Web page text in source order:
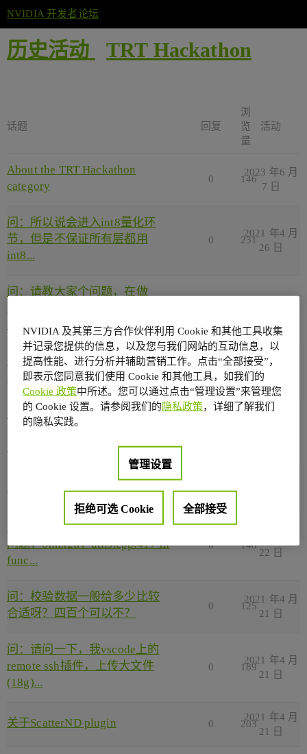
NVIDIA 开发者论坛
历史活动 TRT Hackathon
话题 回复
浏
览
量
活动
About the TRT Hackathon
category
0 146
2023 年6 月
7 日
问：所以说会进入int8量化环
节，但是不保证所有层都用
int8...
0 231
2021 年4 月
26 日
问：请教大家个问题，在做
问：我想问一下，因为我们现
在直接用的docker镜像嘛，那...
0 262
2021 年4 月
23 日
问：我想问一下我们自己写
plugin有没有什么方便的测试
0
问：在tenserrt里面测试还是有
问题，onnx2trt_utils.cpp:417 In
func...
0 148
22 日
问：校验数据一般给多少比较
合适呀？四百个可以不？
0 125
2021 年4 月
21 日
问：请问一下，我vscode上的
remote ssh插件，上传大文件
(18g)...
0 189
2021 年4 月
21 日
关于ScatterND plugin 0 203
2021 年4 月
21 日
NVIDIA 及其第三方合作伙伴利用 Cookie 和其他工具收集
并记录您提供的信息，以及您与我们网站的互动信息，以
提高性能、进行分析并辅助营销工作。点击“全部接受”，
即表示您同意我们使用 Cookie 和其他工具，如我们的
Cookie 政策中所述。您可以通过点击“管理设置”来管理您
的 Cookie 设置。请参阅我们的隐私政策，详细了解我们
的隐私实践。
管理设置
拒绝可选 Cookie 全部接受